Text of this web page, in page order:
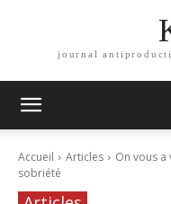
journal
Accueil Articles
On vous
sobriété